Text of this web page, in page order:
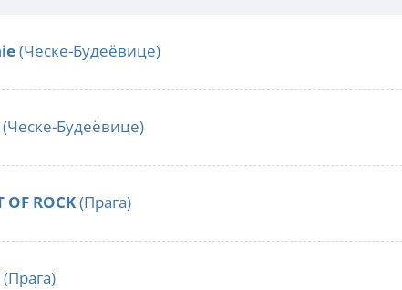
(Ческе-Будеёвице)
(Ческе-Будеёвице)
OF ROCK(Прага)
(Прага)